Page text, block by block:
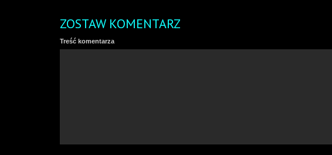
ZOSTAW KOMENTARZ
Treść komentarza